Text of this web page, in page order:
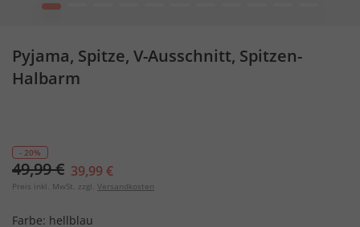
1
Pyjama, Spitze, V-Ausschnitt, Spitzen-
Halbarm
- 20%
49,99 € 39,99 €
Preis inkl. MwSt. zzgl. Versandkosten
Farbe: hellblau